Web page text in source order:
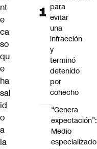
nt
e
ca
so
qu
e
ha
sal
id
o
a
la
para
evitar
una
infracción
y
terminó
detenido
por
cohecho
“Genera
expectación”:
Medio
especializado